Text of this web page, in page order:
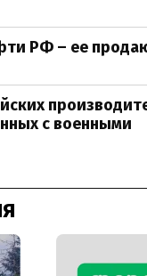
РФ – ее
с военными